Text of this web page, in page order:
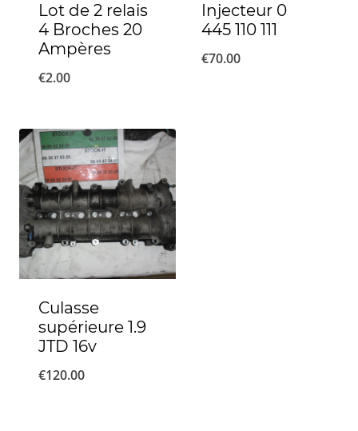
Lot de 2 relais
4 Broches 20
Ampères
€2.00
Injecteur 0
445 110 111
€70.00
Culasse
supérieure 1.9
JTD 16v
€120.00